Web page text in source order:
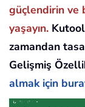
güçlendirin ve
yaşayın.
zamandan
Gelişmiş
almak için